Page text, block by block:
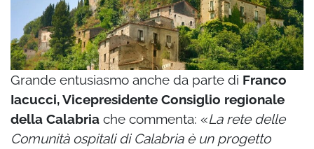
Grande entusiasmo anche da parte di Franco
Iacucci, Vicepresidente Consiglio regionale
della Calabria che commenta: «La rete delle
Comunità ospitali di Calabria è un progetto